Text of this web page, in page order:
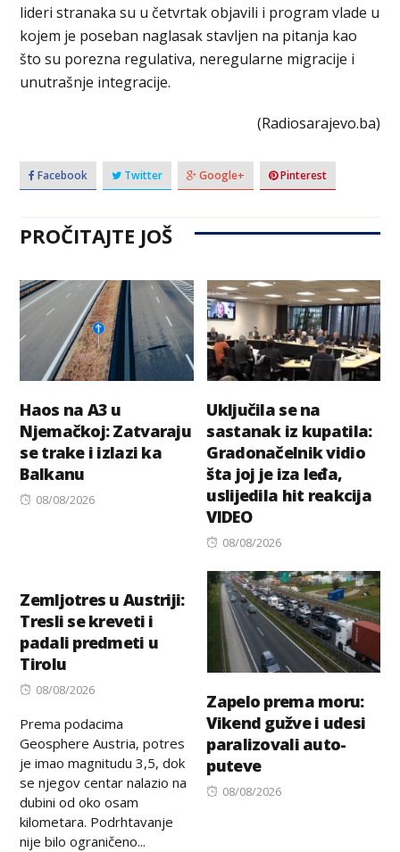
lideri stranaka su u četvrtak objavili i program vlade u
kojem je poseban naglasak stavljen na pitanja kao
što su porezna regulativa, neregularne migracije i
unutrašnje integracije.
(Radiosarajevo.ba)
Facebook Twitter Google+ Pinterest
PROČITAJTE JOŠ
Haos na A3 u
Njemačkoj: Zatvaraju
se trake i izlazi ka
Balkanu
Posted
08/08/2026
Uključila se na
sastanak iz kupatila:
Gradonačelnik vidio
šta joj je iza leđa,
uslijedila hit reakcija
VIDEO
Posted
08/08/2026
Zemljotres u Austriji:
Tresli se kreveti i
padali predmeti u
Tirolu
Posted
08/08/2026
Prema podacima
Geosphere Austria, potres
je imao magnitudu 3,5, dok
se njegov centar nalazio na
dubini od oko osam
kilometara. Podrhtavanje
nije bilo ograničeno...
Zapelo prema moru:
Vikend gužve i udesi
paralizovali auto-
puteve
Posted
08/08/2026